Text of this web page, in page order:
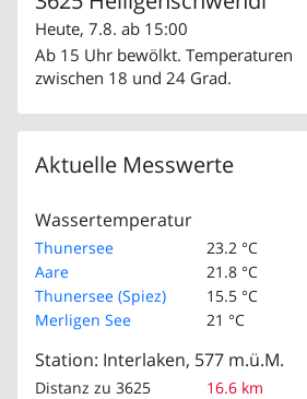
Heute, 7.8. ab 15:00
Ab 15 Uhr bewölkt. Temperaturen
zwischen 18 und 24 Grad.
Aktuelle Messwerte
Wassertemperatur
Thunersee
23.2 °C
Aare
21.8 °C
Thunersee (Spiez)
15.5 °C
Merligen See
21 °C
Station: Interlaken, 577 m.ü.M.
Distanz zu 3625
16.6 km